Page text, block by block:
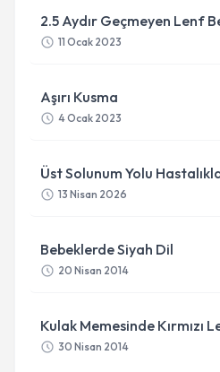
2.5 Aydır Geçmeyen Lenf
11 Ocak 2023
Aşırı Kusma
4 Ocak 2023
Üst Solunum Yolu
13 Nisan 2026
Bebeklerde Siyah Dil
20 Nisan 2014
Kulak Memesinde Kırmızı
30 Nisan 2014